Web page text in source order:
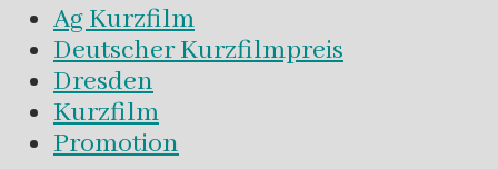
Ag Kurzfilm
Deutscher Kurzfilmpreis
Dresden
Kurzfilm
Promotion